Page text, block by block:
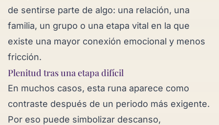
de sentirse parte de algo: una relación, una
familia, un grupo o una etapa vital en la que
existe una mayor conexión emocional y menos
fricción.
Plenitud tras una etapa difícil
En muchos casos, esta runa aparece como
contraste después de un periodo más exigente.
Por eso puede simbolizar descanso,